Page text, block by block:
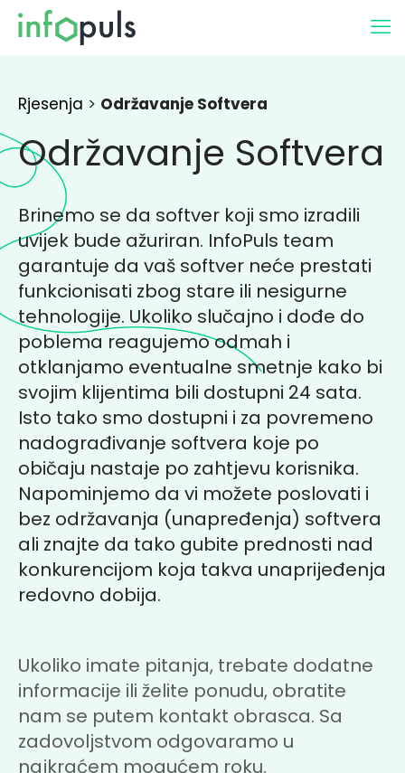
Rjesenja > Održavanje Softvera
Održavanje Softvera
Brinemo se da softver koji smo izradili
uvijek bude ažuriran. InfoPuls team
garantuje da vaš softver neće prestati
funkcionisati zbog stare ili nesigurne
tehnologije. Ukoliko slučajno i dođe do
poblema reagujemo odmah i
otklanjamo eventualne smetnje kako bi
svojim klijentima bili dostupni 24 sata.
Isto tako smo dostupni i za povremeno
nadograđivanje softvera koje po
običaju nastaje po zahtjevu korisnika.
Napominjemo da vi možete poslovati i
bez održavanja (unapređenja) softvera
ali znajte da tako gubite prednosti nad
konkurencijom koja takva unaprijeđenja
redovno dobija.
Ukoliko imate pitanja, trebate dodatne
informacije ili želite ponudu, obratite
nam se putem kontakt obrasca. Sa
zadovoljstvom odgovaramo u
najkraćem mogućem roku.